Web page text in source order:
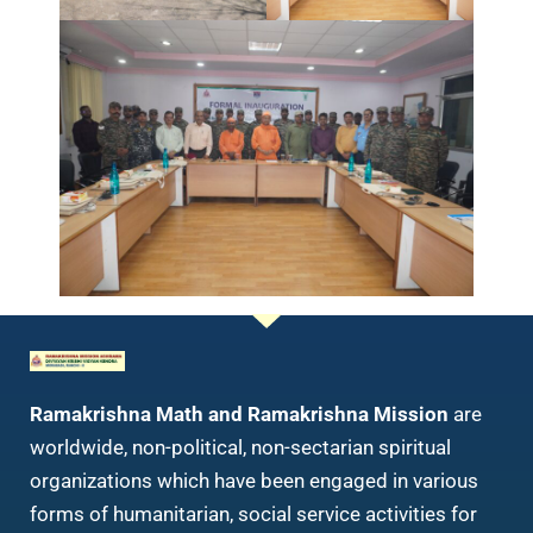
Ramakrishna Math and Ramakrishna Mission are
worldwide, non-political, non-sectarian spiritual
organizations which have been engaged in various
forms of humanitarian, social service activities for